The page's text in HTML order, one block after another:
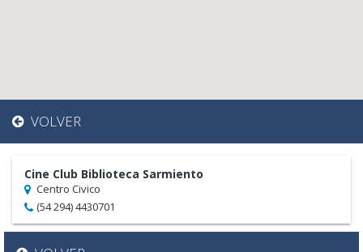
VOLVER
Cine Club Biblioteca Sarmiento
Centro Civico
(54 294) 4430701